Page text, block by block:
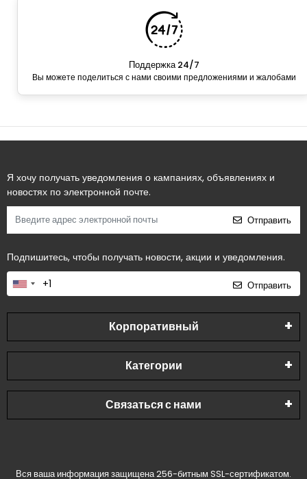
Поддержка 24/7
Вы можете поделиться с нами своими предложениями и жалобами
Я хочу получать уведомления о кампаниях, объявлениях и
новостях по электронной почте.
Отправить
Подпишитесь, чтобы получать новости, акции и уведомления.
Отправить
Корпоративный
Категории
Связаться с нами
Вся ваша информация защищена 256-битным SSL-сертификатом.